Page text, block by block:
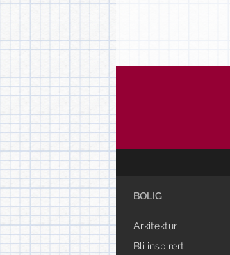
BOLIG
Arkitektur
Bli inspirert